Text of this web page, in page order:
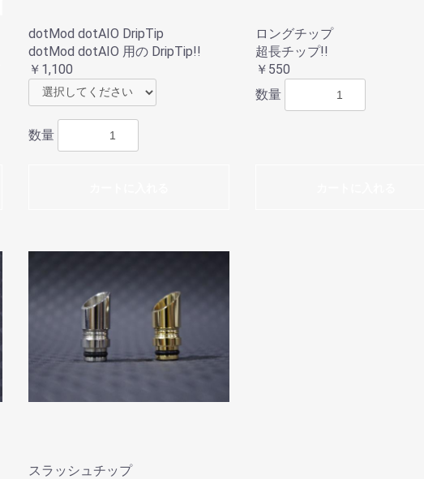
dotMod dotAIO DripTip
dotMod dotAIO 用の DripTip!!
￥1,100
数量
ロングチップ
超長チップ!!
￥550
数量
スラッシュチップ